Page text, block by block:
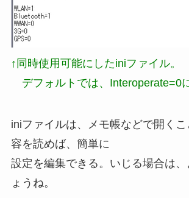
↑同時使用可能にしたiniファイル。
デフォルトでは、Interoperate=0
iniファイルは、メモ帳などで開く
容を読めば、簡単に
設定を編集できる。いじる場合は、
ょうね。